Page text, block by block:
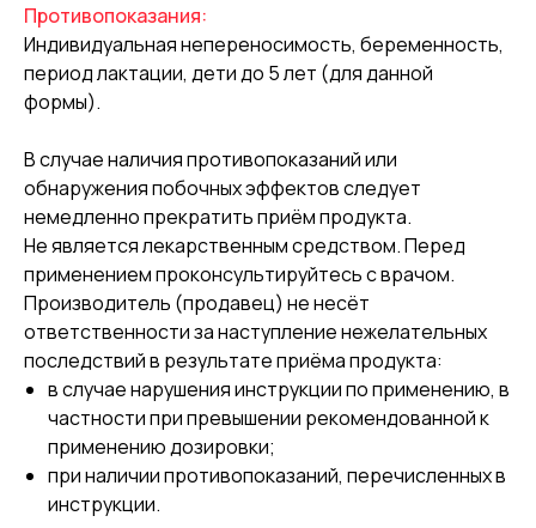
Противопоказания:
Индивидуальная непереносимость, беременность,
период лактации, дети до 5 лет (для данной
формы).
В случае наличия противопоказаний или
обнаружения побочных эффектов следует
немедленно прекратить приём продукта.
Не является лекарственным средством. Перед
применением проконсультируйтесь с врачом.
Производитель (продавец) не несёт
ответственности за наступление нежелательных
последствий в результате приёма продукта:
в случае нарушения инструкции по применению, в
частности при превышении рекомендованной к
применению дозировки;
при наличии противопоказаний, перечисленных в
инструкции.